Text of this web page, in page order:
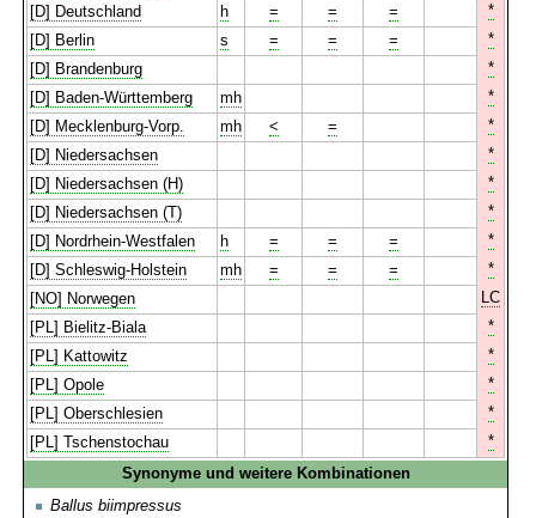
[D] Deutschland
h = = =
*
[D] Berlin
s = = =
*
[D] Brandenburg
*
[D] Baden-Württemberg
mh
*
[D] Mecklenburg-Vorp.
mh < =
*
[D] Niedersachsen
*
[D] Niedersachsen (H)
*
[D] Niedersachsen (T)
*
[D] Nordrhein-Westfalen
h = = =
*
[D] Schleswig-Holstein
mh = = =
*
[NO] Norwegen
LC
[PL] Bielitz-Biala
*
[PL] Kattowitz
*
[PL] Opole
*
[PL] Oberschlesien
*
[PL] Tschenstochau
*
Synonyme und weitere Kombinationen
Ballus biimpressus